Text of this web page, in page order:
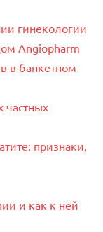
гинекологии
Angiopharm
в банкетном
частных
признаки,
и как к ней